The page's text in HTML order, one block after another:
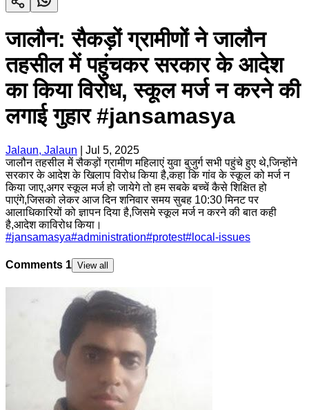
जालौन: सैकड़ों ग्रामीणों ने जालौन
तहसील में पहुंचकर सरकार के आदेश
का किया विरोध, स्कूल मर्ज न करने की
लगाई गुहार #jansamasya
Jalaun, Jalaun
Jul 5, 2025
जालौन तहसील में सैकड़ों ग्रामीण महिलाएं युवा बुजुर्ग सभी पहुंचे हुए थे,जिन्होंने
सरकार के आदेश के खिलाप विरोध किया है,कहा कि गांव के स्कूल को मर्ज न
किया जाए,अगर स्कूल मर्ज हो जायेगे तो हम सबके बच्चें कैसे शिक्षित हो
पाएंगे,जिसको लेकर आज दिन शनिवार समय सुबह 10:30 मिनट पर
आलाधिकारियों को ज्ञापन दिया है,जिसमे स्कूल मर्ज न करने की बात कही
है,आदेश काविरोध किया।
#jansamasya#administration#protest# local-issues
Comments 1 View all